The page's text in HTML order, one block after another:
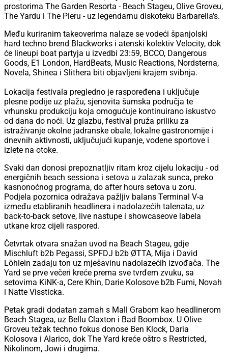
prostorima The Garden Resorta - Beach Stageu, Olive Groveu,
The Yardu i The Pieru - uz legendarnu diskoteku Barbarella's.
Među kuriranim takeoverima nalaze se vodeći španjolski
hard techno brend Blackworks i atenski kolektiv Velocity, dok
će lineupi boat partyja u izvedbi 23:59, BCCO, Dangerous
Goods, E1 London, HardBeats, Music Reactions, Nordsterna,
Novela, Shinea i Slithera biti objavljeni krajem svibnja.
Lokacija festivala pregledno je raspoređena i uključuje
plesne podije uz plažu, sjenovita šumska područja te
vrhunsku produkciju koja omogućuje kontinuirano iskustvo
od dana do noći. Uz glazbu, festival pruža priliku za
istraživanje okolne jadranske obale, lokalne gastronomije i
dnevnih aktivnosti, uključujući kupanje, vodene sportove i
izlete na otoke.
Svaki dan donosi prepoznatljiv ritam kroz cijelu lokaciju - od
energičnih beach sessiona i setova u zalazak sunca, preko
kasnonoćnog programa, do after hours setova u zoru.
Podjela pozornica odražava pažljiv balans Terminal V-a
između etabliranih headlinera i nadolazećih talenata, uz
back-to-back setove, live nastupe i showcaseove labela
utkane kroz cijeli raspored.
Četvrtak otvara snažan uvod na Beach Stageu, gdje
Mischluft b2b Pegassi, SPFDJ b2b ØTTA, Mija i David
Löhlein zadaju ton uz mješavinu nadolazećih izvođača. The
Yard se prve večeri kreće prema sve tvrđem zvuku, sa
setovima KiNK-a, Cere Khin, Darie Kolosove b2b Fumi, Novah
i Natte Vissticka.
Petak gradi dodatan zamah s Mall Grabom kao headlinerom
Beach Stagea, uz Bellu Claxton i Bad Boombox. U Olive
Groveu težak techno fokus donose Ben Klock, Daria
Kolosova i Alarico, dok The Yard kreće oštro s Restricted,
Nikolinom, Jowi i drugima.